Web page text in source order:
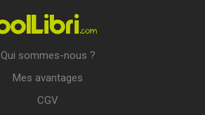
Qui sommes-nous ?
Mes avantages
CGV